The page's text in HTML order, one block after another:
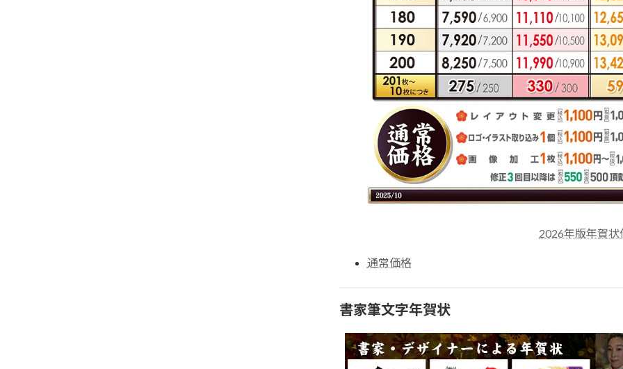
2026年版年賀状
通常価格
書家筆文字年賀状